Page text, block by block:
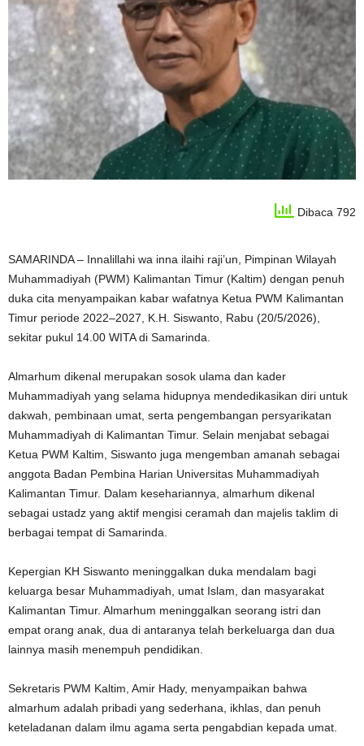
Dibaca 792
SAMARINDA – Innalillahi wa inna ilaihi raji’un, Pimpinan Wilayah
Muhammadiyah (PWM) Kalimantan Timur (Kaltim) dengan penuh
duka cita menyampaikan kabar wafatnya Ketua PWM Kalimantan
Timur periode 2022–2027, K.H. Siswanto, Rabu (20/5/2026),
sekitar pukul 14.00 WITA di Samarinda.
Almarhum dikenal merupakan sosok ulama dan kader
Muhammadiyah yang selama hidupnya mendedikasikan diri untuk
dakwah, pembinaan umat, serta pengembangan persyarikatan
Muhammadiyah di Kalimantan Timur. Selain menjabat sebagai
Ketua PWM Kaltim, Siswanto juga mengemban amanah sebagai
anggota Badan Pembina Harian Universitas Muhammadiyah
Kalimantan Timur. Dalam kesehariannya, almarhum dikenal
sebagai ustadz yang aktif mengisi ceramah dan majelis taklim di
berbagai tempat di Samarinda.
Kepergian KH Siswanto meninggalkan duka mendalam bagi
keluarga besar Muhammadiyah, umat Islam, dan masyarakat
Kalimantan Timur. Almarhum meninggalkan seorang istri dan
empat orang anak, dua di antaranya telah berkeluarga dan dua
lainnya masih menempuh pendidikan.
Sekretaris PWM Kaltim, Amir Hady, menyampaikan bahwa
almarhum adalah pribadi yang sederhana, ikhlas, dan penuh
keteladanan dalam ilmu agama serta pengabdian kepada umat.